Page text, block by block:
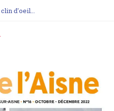
d'oeil...